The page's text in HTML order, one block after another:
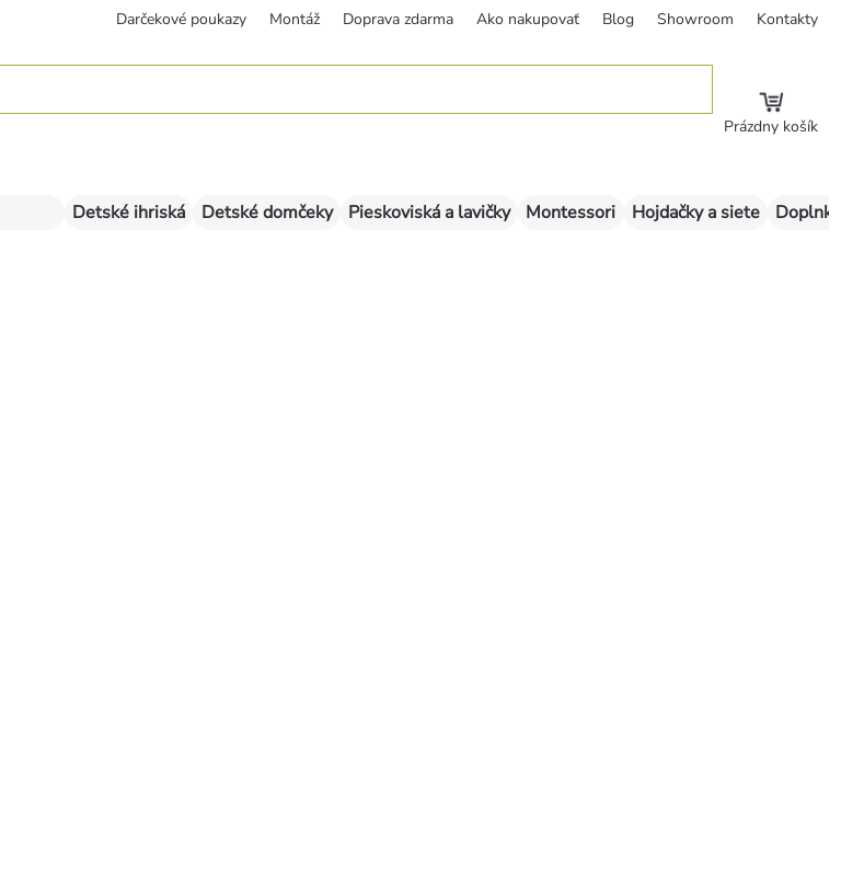
Darčekové poukazy Montáž Doprava zdarma Ako nakupovať Blog Showroom Kontakty
Prázdny košík
Detské ihriská Detské domčeky Pieskoviská a lavičky Montessori Hojdačky a siete Doplnky